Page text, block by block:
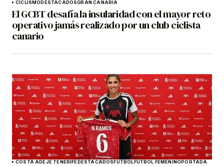
CICLISMODESTACADOSGRAN CANARIA
El GCBT desafía la insularidad con el mayor reto
operativo jamás realizado por un club ciclista
canario
COSTA ADEJE TENERIFEDESTACADOSFÚTBOLFÚTBOL FEMENINOPORTADA